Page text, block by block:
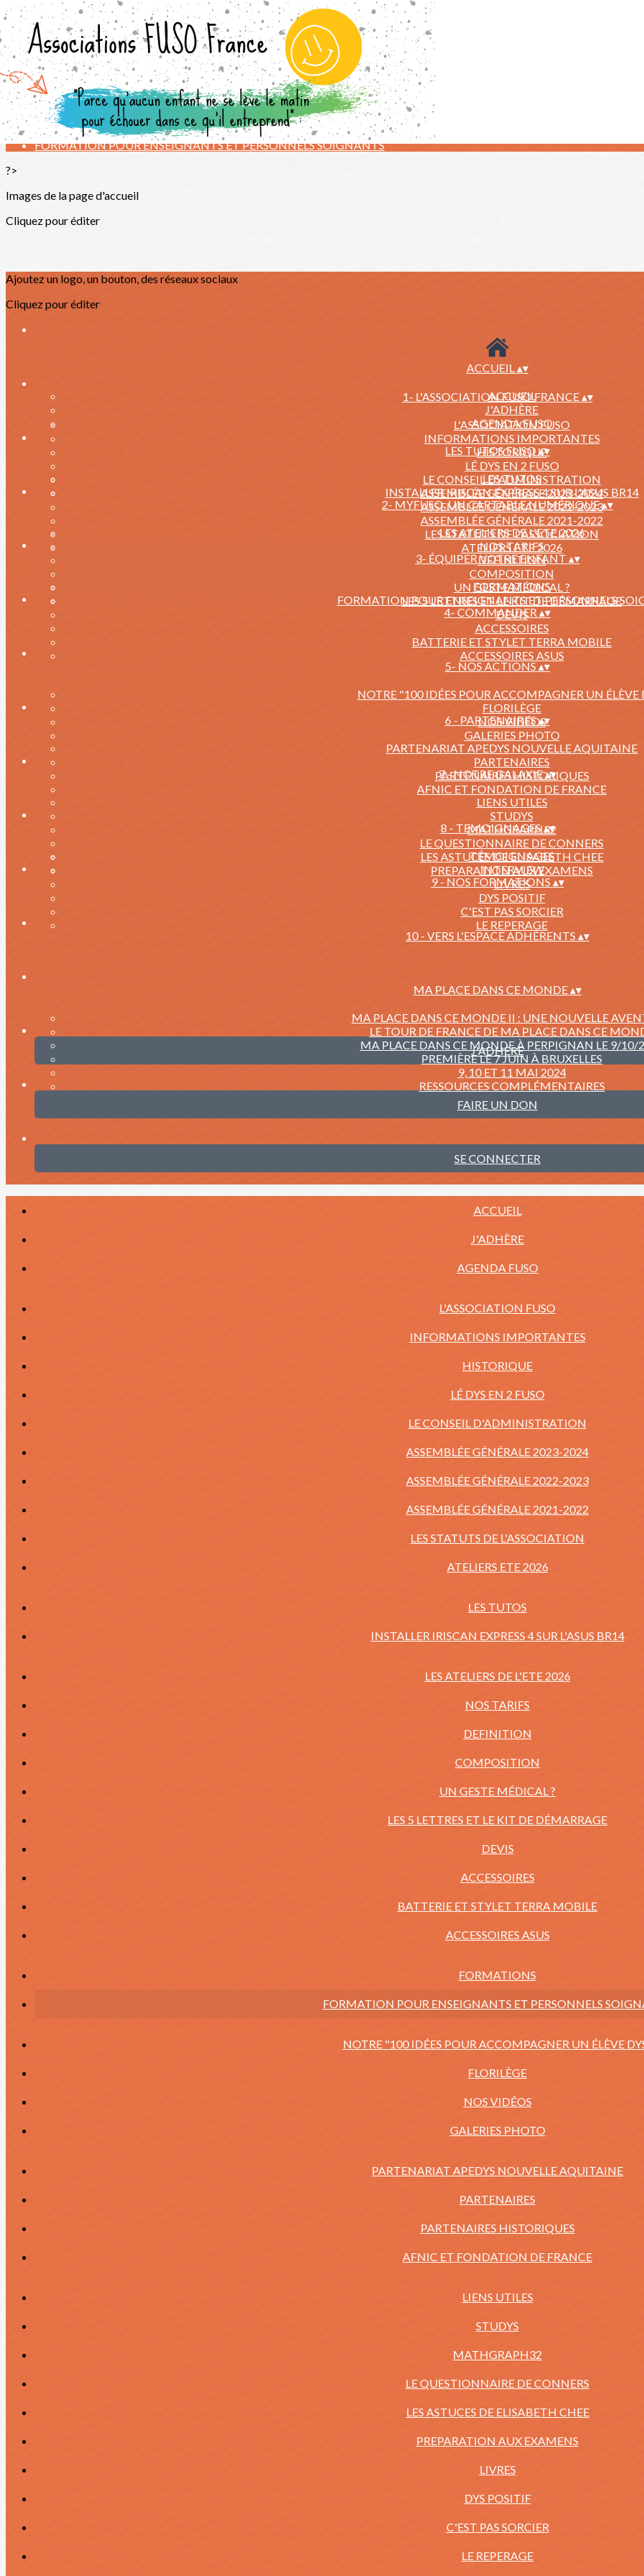
Exporter les lignes sélectionnées
Exporter toutes les colonnes
Exporter uniquement les colonnes affichées
Menu
<
>
FORMATIONS
FORMATION POUR ENSEIGNANTS ET PERSONNELS SOIGNANTS
?>
Images de la page d'accueil
Cliquez pour éditer
Ajoutez un logo, un bouton, des réseaux sociaux
Cliquez pour éditer
ACCUEIL▴▾
ACCUEIL
J'ADHÈRE
AGENDA FUSO
1- L'ASSOCIATION FUSO FRANCE▴▾
L'ASSOCIATION FUSO
INFORMATIONS IMPORTANTES
HISTORIQUE
LÉ DYS EN 2 FUSO
LE CONSEIL D'ADMINISTRATION
ASSEMBLÉE GÉNÉRALE 2023-2024
ASSEMBLÉE GÉNÉRALE 2022-2023
ASSEMBLÉE GÉNÉRALE 2021-2022
LES STATUTS DE L'ASSOCIATION
ATELIERS ETE 2026
LES TUTOS FUSO ▴▾
LES TUTOS
INSTALLER IRISCAN EXPRESS 4 SUR L'ASUS BR14
2- MYFUSO, UN CARTABLE NUMÉRIQUE▴▾
LES ATELIERS DE L'ETE 2026
NOS TARIFS
DEFINITION
COMPOSITION
UN GESTE MÉDICAL ?
LES 5 LETTRES ET LE KIT DE DÉMARRAGE
DEVIS
ACCESSOIRES
BATTERIE ET STYLET TERRA MOBILE
ACCESSOIRES ASUS
3- ÉQUIPER VOTRE ENFANT ▴▾
FORMATIONS
FORMATION POUR ENSEIGNANTS ET PERSONNELS
4- COMMANDER▴▾
5- NOS ACTIONS▴▾
NOTRE "100 IDÉES POUR ACCOMPAGNER UN ÉLÈVE
FLORILÈGE
NOS VIDÉOS
GALERIES PHOTO
6 - PARTENAIRES▴▾
PARTENARIAT APEDYS NOUVELLE AQUITAINE
PARTENAIRES
PARTENAIRES HISTORIQUES
AFNIC ET FONDATION DE FRANCE
7 - NOTRE GALAXIE▴▾
LIENS UTILES
STUDYS
MATHGRAPH32
LE QUESTIONNAIRE DE CONNERS
LES ASTUCES DE ELISABETH CHEE
PREPARATION AUX EXAMENS
LIVRES
DYS POSITIF
C'EST PAS SORCIER
LE REPERAGE
8 - TEMOIGNAGES▴▾
TÉMOIGNAGES
INTERVIEW
9 - NOS FORMATIONS ▴▾
10 - VERS L'ESPACE ADHÉRENTS ▴▾
MA PLACE DANS CE MONDE▴▾
MA PLACE DANS CE MONDE II : UNE NOUVELLE
LE TOUR DE FRANCE DE MA PLACE DANS CE
MA PLACE DANS CE MONDE À PERPIGNAN LE 9/10/
PREMIÈRE LE 7 JUIN À BRUXELLES
9, 10 ET 11 MAI 2024
RESSOURCES COMPLÉMENTAIRES
J'ADHÈRE
FAIRE UN DON
SE CONNECTER
ACCUEIL
J'ADHÈRE
AGENDA FUSO
L'ASSOCIATION FUSO
INFORMATIONS IMPORTANTES
HISTORIQUE
LÉ DYS EN 2 FUSO
LE CONSEIL D'ADMINISTRATION
ASSEMBLÉE GÉNÉRALE 2023-2024
ASSEMBLÉE GÉNÉRALE 2022-2023
ASSEMBLÉE GÉNÉRALE 2021-2022
LES STATUTS DE L'ASSOCIATION
ATELIERS ETE 2026
LES TUTOS
INSTALLER IRISCAN EXPRESS 4 SUR L'ASUS BR14
LES ATELIERS DE L'ETE 2026
NOS TARIFS
DEFINITION
COMPOSITION
UN GESTE MÉDICAL ?
LES 5 LETTRES ET LE KIT DE DÉMARRAGE
DEVIS
ACCESSOIRES
BATTERIE ET STYLET TERRA MOBILE
ACCESSOIRES ASUS
FORMATIONS
FORMATION POUR ENSEIGNANTS ET PERSONNELS
NOTRE "100 IDÉES POUR ACCOMPAGNER UN ÉLÈVE
FLORILÈGE
NOS VIDÉOS
GALERIES PHOTO
PARTENARIAT APEDYS NOUVELLE AQUITAINE
PARTENAIRES
PARTENAIRES HISTORIQUES
AFNIC ET FONDATION DE FRANCE
LIENS UTILES
STUDYS
MATHGRAPH32
LE QUESTIONNAIRE DE CONNERS
LES ASTUCES DE ELISABETH CHEE
PREPARATION AUX EXAMENS
LIVRES
DYS POSITIF
C'EST PAS SORCIER
LE REPERAGE